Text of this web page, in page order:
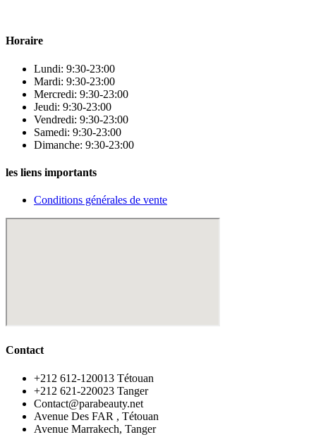
Horaire
Lundi: 9:30-23:00
Mardi: 9:30-23:00
Mercredi: 9:30-23:00
Jeudi: 9:30-23:00
Vendredi: 9:30-23:00
Samedi: 9:30-23:00
Dimanche: 9:30-23:00
les liens importants
Conditions générales de vente
Contact
‪+212 612-120013 Tétouan
‪+212 621-220023 Tanger
Contact@parabeauty.net
Avenue Des FAR , Tétouan
Avenue Marrakech, Tanger